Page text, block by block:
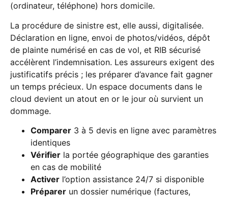
(ordinateur, téléphone) hors domicile.
La procédure de sinistre est, elle aussi, digitalisée.
Déclaration en ligne, envoi de photos/vidéos, dépôt
de plainte numérisé en cas de vol, et RIB sécurisé
accélèrent l’indemnisation. Les assureurs exigent des
justificatifs précis ; les préparer d’avance fait gagner
un temps précieux. Un espace documents dans le
cloud devient un atout en or le jour où survient un
dommage.
Comparer 3 à 5 devis en ligne avec paramètres
identiques
Vérifier la portée géographique des garanties
en cas de mobilité
Activer l’option assistance 24/7 si disponible
Préparer un dossier numérique (factures,